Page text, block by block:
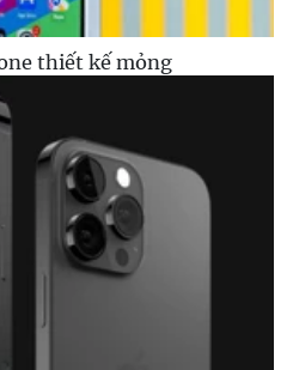
thiết kế mỏng